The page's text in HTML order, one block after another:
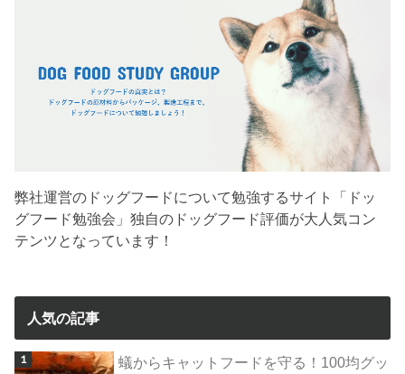
弊社運営のドッグフードについて勉強するサイト「ドッ
グフード勉強会」独自のドッグフード評価が大人気コン
テンツとなっています！
人気の記事
蟻からキャットフードを守る！100均グッ